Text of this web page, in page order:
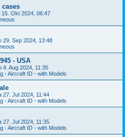
15. Okt 2024, 06:47
29. Sep 2024, 13:48
- USA
4. Aug 2024, 11:35
- Aircraft ID - with Models
27. Jul 2024, 11:44
- Aircraft ID - with Models
27. Jul 2024, 11:35
- Aircraft ID - with Models